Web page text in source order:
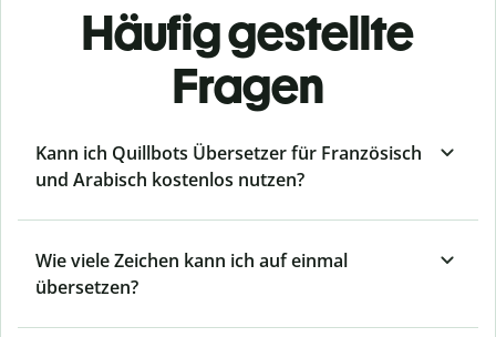
Häufig gestellte
Fragen
Kann ich Quillbots Übersetzer für Französisch
und Arabisch kostenlos nutzen?
Wie viele Zeichen kann ich auf einmal
übersetzen?